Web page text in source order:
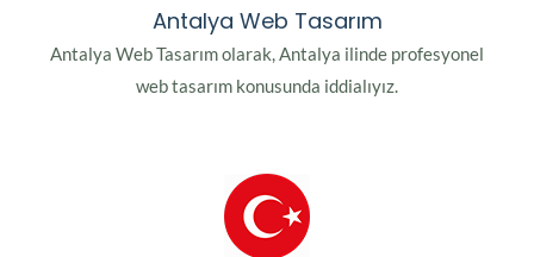
Antalya Web Tasarım
Antalya Web Tasarım olarak, Antalya ilinde profesyonel
web tasarım konusunda iddialıyız.